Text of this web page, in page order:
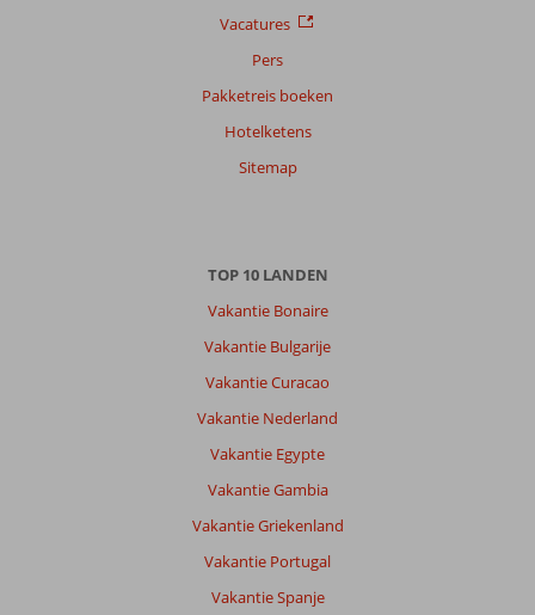
Vacatures
Pers
Pakketreis boeken
Hotelketens
Sitemap
TOP 10 LANDEN
Vakantie Bonaire
Vakantie Bulgarije
Vakantie Curacao
Vakantie Nederland
Vakantie Egypte
Vakantie Gambia
Vakantie Griekenland
Vakantie Portugal
Vakantie Spanje